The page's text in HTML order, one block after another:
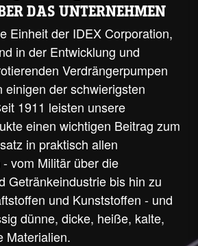
DAS UNTERNEHMEN
Einheit der IDEX Corporation,
in der Entwicklung und
Verdrängerpumpen
einigen der schwierigsten
1911 leisten unsere
einen wichtigen Beitrag zum
in praktisch allen
vom Militär über die
Getränkeindustrie bis hin zu
und Kunststoffen - und
dünne, dicke, heiße, kalte,
Materialien.